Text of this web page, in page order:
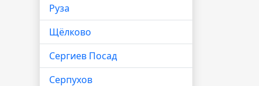
Руза
Щёлково
Сергиев Посад
Серпухов